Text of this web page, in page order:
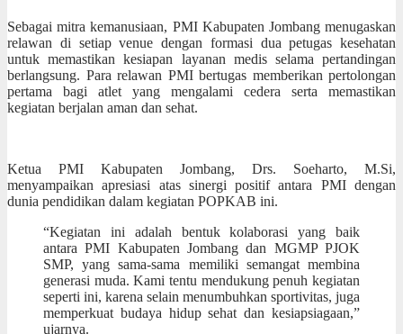
Sebagai mitra kemanusiaan, PMI Kabupaten Jombang menugaskan
relawan di setiap venue dengan formasi dua petugas kesehatan
untuk memastikan kesiapan layanan medis selama pertandingan
berlangsung. Para relawan PMI bertugas memberikan pertolongan
pertama bagi atlet yang mengalami cedera serta memastikan
kegiatan berjalan aman dan sehat.
Ketua PMI Kabupaten Jombang, Drs. Soeharto, M.Si,
menyampaikan apresiasi atas sinergi positif antara PMI dengan
dunia pendidikan dalam kegiatan POPKAB ini.
“Kegiatan ini adalah bentuk kolaborasi yang baik
antara PMI Kabupaten Jombang dan MGMP PJOK
SMP, yang sama-sama memiliki semangat membina
generasi muda. Kami tentu mendukung penuh kegiatan
seperti ini, karena selain menumbuhkan sportivitas, juga
memperkuat budaya hidup sehat dan kesiapsiagaan,”
ujarnya.